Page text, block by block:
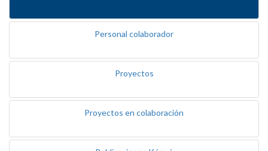
Personal colaborador
Proyectos
Proyectos en colaboración